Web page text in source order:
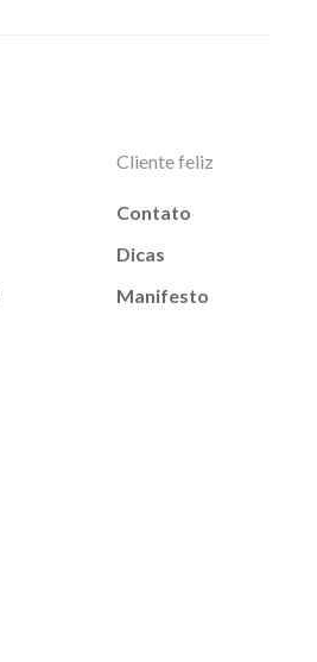
Cliente feliz
Contato
Dicas
Manifesto